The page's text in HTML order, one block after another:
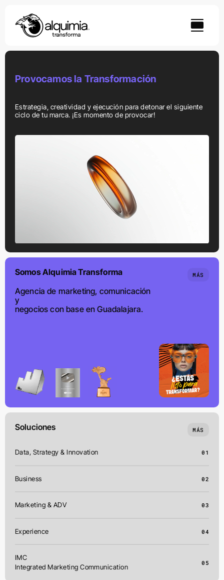
content
Provocamos la Transformación
Estrategia, creatividad y ejecución para detonar el siguiente
ciclo de tu marca. ¡Es momento de provocar!
Somos Alquimia Transforma
Agencia de marketing, comunicación
y
negocios con base en Guadalajara.
MÁS
Soluciones MÁS
Data, Strategy & Innovation 01
Business 02
Marketing & ADV 03
Experience 04
IMC
Integrated Marketing Communication
05